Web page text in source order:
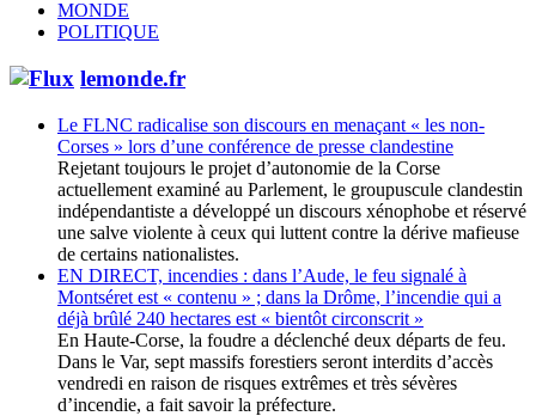
MONDE
POLITIQUE
lemonde.fr
Le FLNC radicalise son discours en menaçant « les non-
Corses » lors d’une conférence de presse clandestine
Rejetant toujours le projet d’autonomie de la Corse
actuellement examiné au Parlement, le groupuscule clandestin
indépendantiste a développé un discours xénophobe et réservé
une salve violente à ceux qui luttent contre la dérive mafieuse
de certains nationalistes.
EN DIRECT, incendies : dans l’Aude, le feu signalé à
Montséret est « contenu » ; dans la Drôme, l’incendie qui a
déjà brûlé 240 hectares est « bientôt circonscrit »
En Haute-Corse, la foudre a déclenché deux départs de feu.
Dans le Var, sept massifs forestiers seront interdits d’accès
vendredi en raison de risques extrêmes et très sévères
d’incendie, a fait savoir la préfecture.